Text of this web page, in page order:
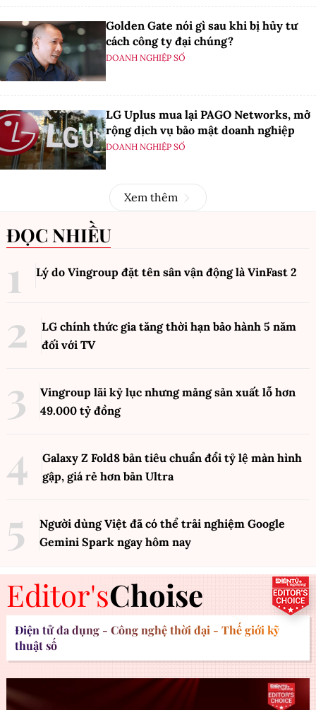
Golden Gate nói gì sau khi bị hủy tư
cách công ty đại chúng?
DOANH NGHIỆP SỐ
LG Uplus mua lại PAGO Networks, mở
rộng dịch vụ bảo mật doanh nghiệp
DOANH NGHIỆP SỐ
Xem thêm
ĐỌC NHIỀU
Lý do Vingroup đặt tên sân vận động là VinFast 2
LG chính thức gia tăng thời hạn bảo hành 5 năm
đối với TV
Vingroup lãi kỷ lục nhưng mảng sản xuất lỗ hơn
49.000 tỷ đồng
Galaxy Z Fold8 bản tiêu chuẩn đổi tỷ lệ màn hình
gập, giá rẻ hơn bản Ultra
Người dùng Việt đã có thể trải nghiệm Google
Gemini Spark ngay hôm nay
Editor'sChoise
Điện tử đa dụng - Công nghệ thời đại - Thế giới kỹ
thuật số